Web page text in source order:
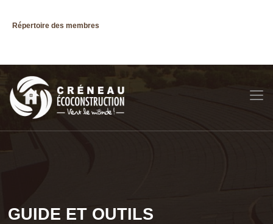
Répertoire des membres
GUIDE ET OUTILS